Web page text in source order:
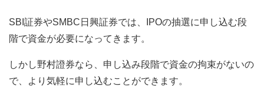
SBI証券やSMBC日興証券では、IPOの抽選に申し込む段
階で資金が必要になってきます。
しかし野村證券なら、申し込み段階で資金の拘束がないの
で、より気軽に申し込むことができます。